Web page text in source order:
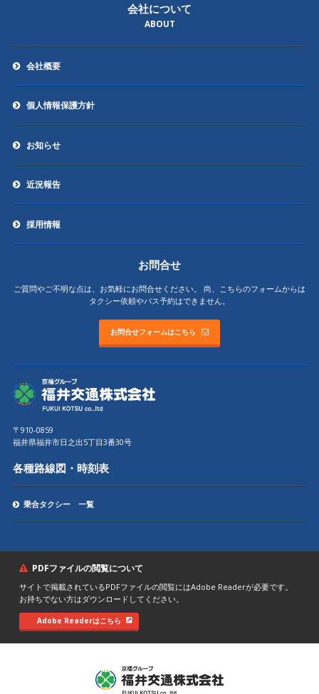
会社について
ABOUT
会社概要
個人情報保護方針
お知らせ
近況報告
採用情報
お問合せ
ご質問やご不明な点は、お気軽にお問合せください。
尚、こちらのフォームからは
タクシー依頼やバス予約はできません。
お問合せフォームはこちら
〒910-0859
福井県福井市日之出5丁目3番30号
各種路線図・時刻表
乗合タクシー 一覧
PDFファイルの閲覧について
サイトで掲載されているPDFファイルの閲覧にはAdobe Readerが必要です。
お持ちでない方はダウンロードしてください。
Adobe Readerはこちら